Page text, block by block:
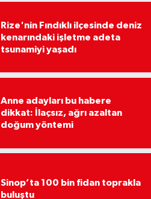
Rize'nin Fındıklı ilçesinde deniz
kenarındaki işletme adeta
tsunamiyi yaşadı
Anne adayları bu habere
dikkat: İlaçsız, ağrı azaltan
doğum yöntemi
Sinop’ta 100 bin fidan toprakla
buluştu